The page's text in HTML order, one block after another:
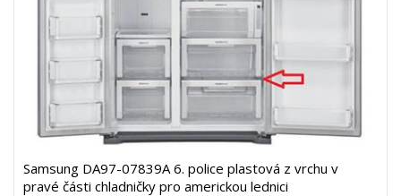
Samsung DA97-07839A 6. police plastová z vrchu v
pravé části chladničky pro americkou lednici